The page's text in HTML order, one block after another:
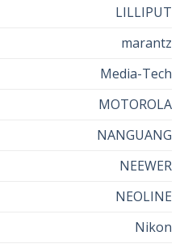
LILLIPUT
marantz
Media-Tech
MOTOROLA
NANGUANG
NEEWER
NEOLINE
Nikon